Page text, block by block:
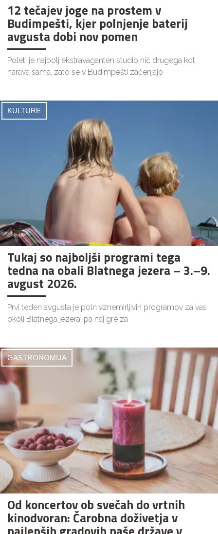
12 tečajev joge na prostem v
Budimpešti, kjer polnjenje baterij
avgusta dobi nov pomen
Poleti je najbolj ekstravaganten studio nič drugega kot
narava sama, zato se v Budimpešti začenjajo
KULTURE
Tukaj so najboljši programi tega
tedna na obali Blatnega jezera – 3.–9.
avgust 2026.
Prvi teden avgusta je poln vznemirljivih programov za vas
okoli Blatnega jezera, pa naj gre za
GASTRONOMIJA
Od koncertov ob svečah do vrtnih
kinodvoran: Čarobna doživetja v